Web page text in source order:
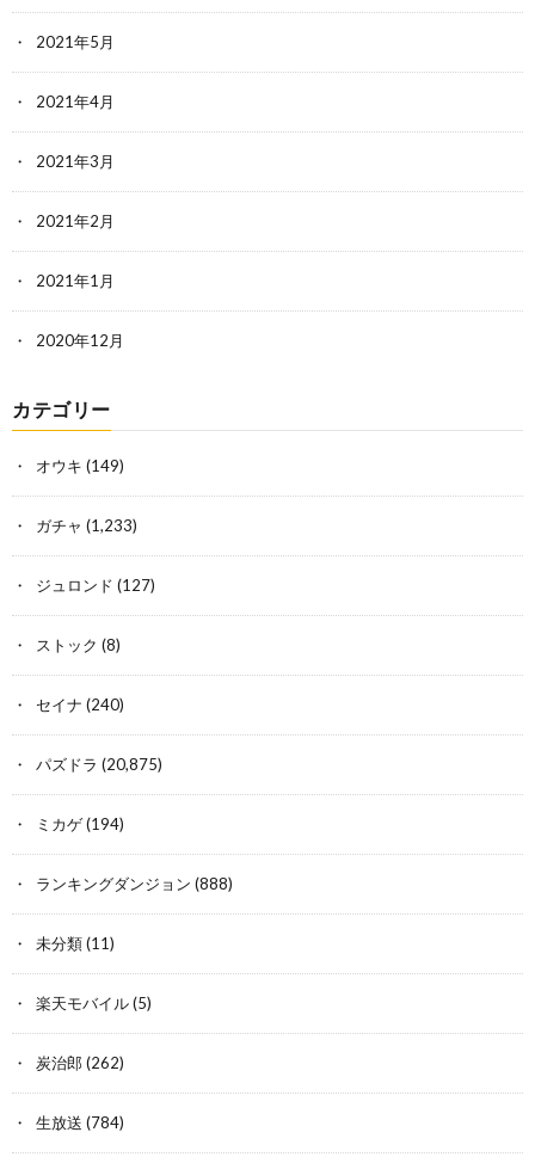
2021年5月
2021年4月
2021年3月
2021年2月
2021年1月
2020年12月
カテゴリー
オウキ (149)
ガチャ (1,233)
ジュロンド (127)
ストック (8)
セイナ (240)
パズドラ (20,875)
ミカゲ(194)
ランキングダンジョン (888)
未分類(11)
楽天モバイル(5)
炭治郎 (262)
生放送 (784)